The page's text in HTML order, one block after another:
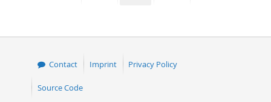
Contact Imprint Privacy Policy
Source Code